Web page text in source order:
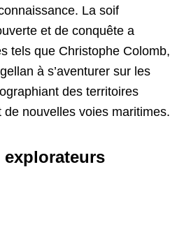
La soif
et de conquête a
tels que Christophe Colomb,
à s’aventurer sur les
des territoires
de nouvelles voies maritimes.
explorateurs